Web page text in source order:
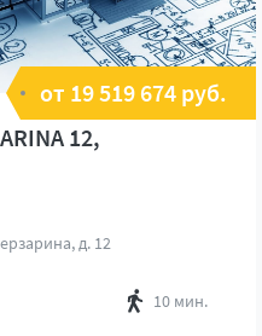
от 19 519 674 руб.
12,
д. 12
10 мин.